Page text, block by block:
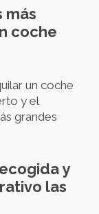
más
coche
un coche
y el
grandes
y
las